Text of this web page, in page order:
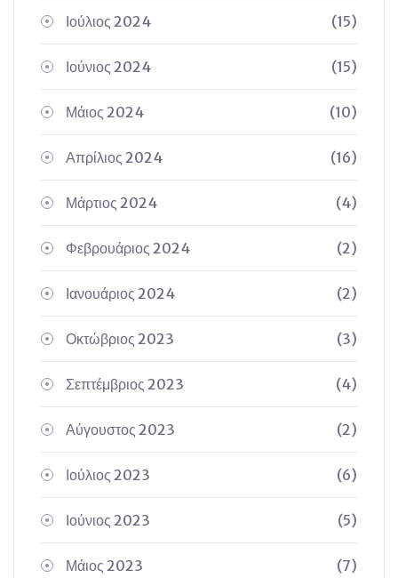
Ιούλιος 2024 (15)
Ιούνιος 2024 (15)
Μάιος 2024 (10)
Απρίλιος 2024 (16)
Μάρτιος 2024 (4)
Φεβρουάριος 2024 (2)
Ιανουάριος 2024 (2)
Οκτώβριος 2023 (3)
Σεπτέμβριος 2023 (4)
Αύγουστος 2023 (2)
Ιούλιος 2023 (6)
Ιούνιος 2023 (5)
Μάιος 2023 (7)